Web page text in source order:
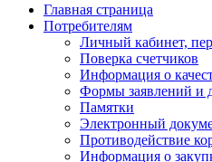
Главная страница
Потребителям
Личный кабинет,
Поверка счетчиков
Информация о
Формы заявлений и
Памятки
Электронный
Противодействие
Информация о